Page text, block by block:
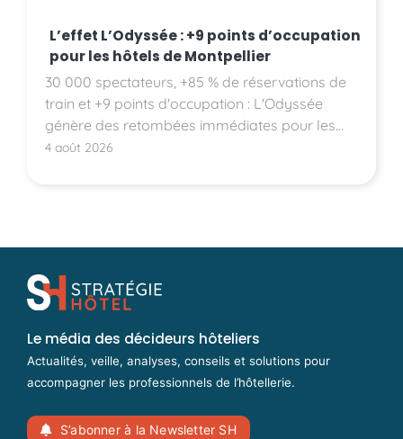
L’effet L’Odyssée : +9 points d’occupation
pour les hôtels de Montpellier
30 000 spectateurs, +85 % de réservations de
train et +9 points d'occupation : L'Odyssée
génère des retombées immédiates pour les
hôtels montpelliérains.
4 août 2026
Le média des décideurs hôteliers
Actualités, veille, analyses, conseils et solutions pour
accompagner les professionnels de l’hôtellerie.
S’abonner à la Newsletter SH